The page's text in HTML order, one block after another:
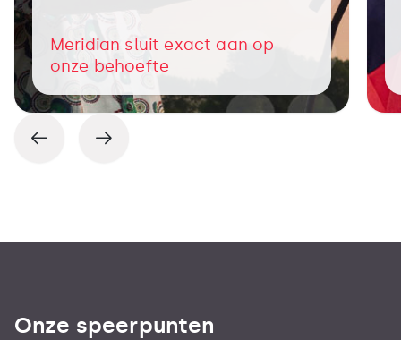
Meridian sluit exact aan op
onze behoefte
Onze speerpunten